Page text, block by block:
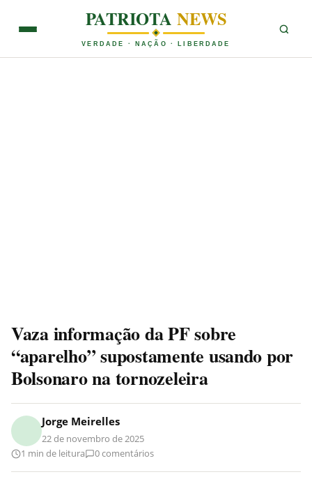
PATRIOTANEWS
VERDADE · NAÇÃO · LIBERDADE
Vaza informação da PF sobre
“aparelho” supostamente usando por
Bolsonaro na tornozeleira
Jorge Meirelles
22 de novembro de 2025
1 min de leitura
0 comentários